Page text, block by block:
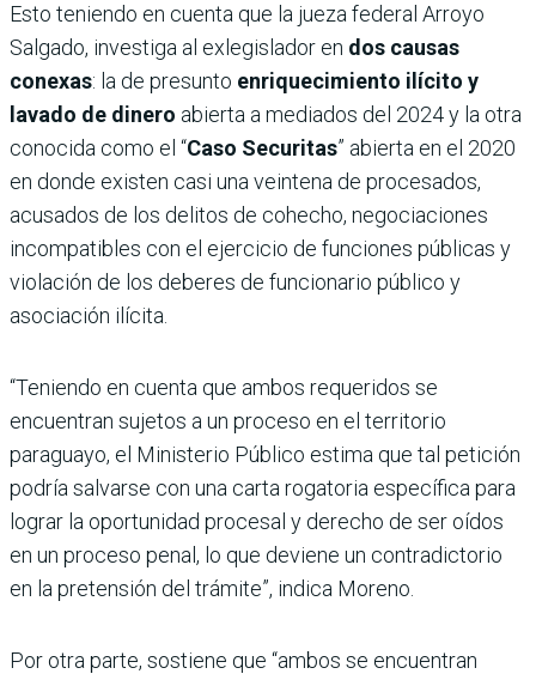
Esto teniendo en cuenta que la jueza federal Arroyo
Salgado, investiga al exlegislador en dos causas
conexas: la de presunto enriquecimiento ilícito y
lavado de dinero abierta a mediados del 2024 y la otra
conocida como el “Caso Securitas” abierta en el 2020
en donde existen casi una veintena de procesados,
acusados de los delitos de cohecho, negociaciones
incompatibles con el ejercicio de funciones públicas y
violación de los deberes de funcionario público y
asociación ilícita.
“Teniendo en cuenta que ambos requeridos se
encuentran sujetos a un proceso en el territorio
paraguayo, el Ministerio Público estima que tal petición
podría salvarse con una carta rogatoria específica para
lograr la oportunidad procesal y derecho de ser oídos
en un proceso penal, lo que deviene un contradictorio
en la pretensión del trámite”, indica Moreno.
Por otra parte, sostiene que “ambos se encuentran